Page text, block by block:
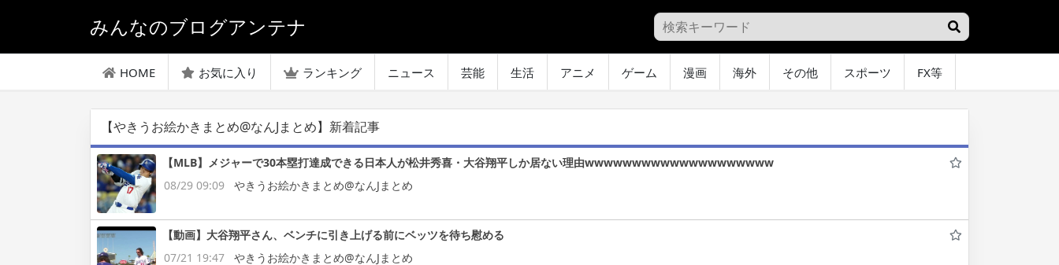
みんなのブログアンテナ
HOME お気に入り ランキング ニュース 芸能 生活 アニメ ゲーム 漫画 海外 その他 スポーツ FX等
【やきうお絵かきまとめ@なんJまとめ】新着記事
【MLB】メジャーで30本塁打達成できる日本人が松井秀喜・大谷翔平しか居ない理由wwwwwwwwwwwwwwwwwwww
08/29 09:09
やきうお絵かきまとめ@なんJまとめ
【動画】大谷翔平さん、ベンチに引き上げる前にベッツを待ち慰める
07/21 19:47
やきうお絵かきまとめ@なんJまとめ